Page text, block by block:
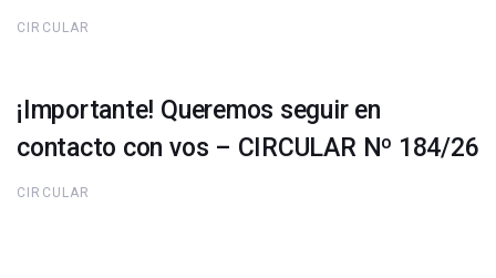
CIRCULAR
¡Importante! Queremos seguir en
contacto con vos – CIRCULAR Nº 184/26
CIRCULAR